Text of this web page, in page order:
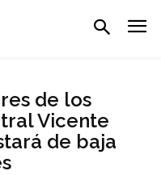
de los
Vicente
de baja